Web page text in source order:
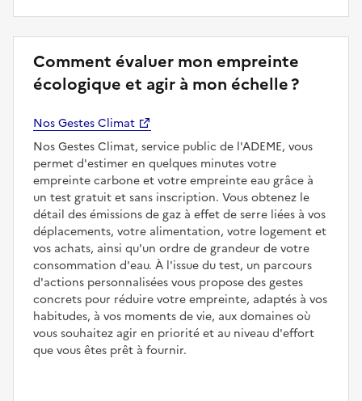
Comment évaluer mon empreinte
écologique et agir à mon échelle ?
Nos Gestes Climat
Nos Gestes Climat, service public de l'ADEME, vous
permet d'estimer en quelques minutes votre
empreinte carbone et votre empreinte eau grâce à
un test gratuit et sans inscription. Vous obtenez le
détail des émissions de gaz à effet de serre liées à vos
déplacements, votre alimentation, votre logement et
vos achats, ainsi qu'un ordre de grandeur de votre
consommation d'eau. À l'issue du test, un parcours
d'actions personnalisées vous propose des gestes
concrets pour réduire votre empreinte, adaptés à vos
habitudes, à vos moments de vie, aux domaines où
vous souhaitez agir en priorité et au niveau d'effort
que vous êtes prêt à fournir.